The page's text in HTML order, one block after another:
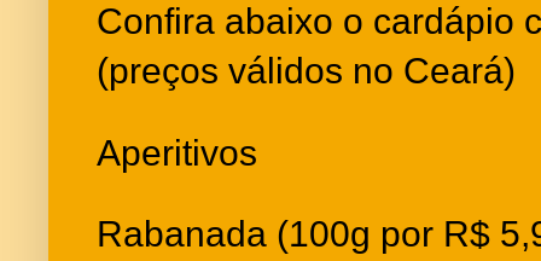
Confira abaixo o cardápio
(preços válidos no Ceará)
Aperitivos
Rabanada (100g por R$